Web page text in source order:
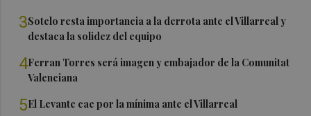
3Sotelo resta importancia a la derrota ante el Villarreal y
destaca la solidez del equipo
4Ferran Torres será imagen y embajador de la Comunitat
Valenciana
5El Levante cae por la mínima ante el Villarreal